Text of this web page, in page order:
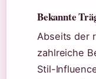
Bekannte
Abseits der
zahlreiche
Stil-